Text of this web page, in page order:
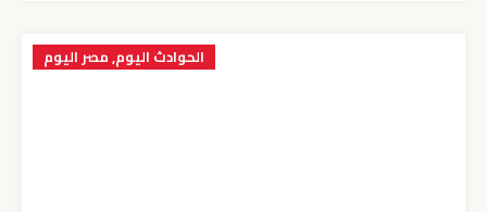
الحوادث اليوم,مصر اليوم